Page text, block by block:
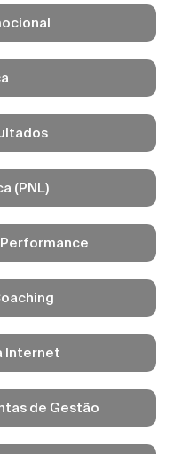
(PNL)
Internet
de Gestão